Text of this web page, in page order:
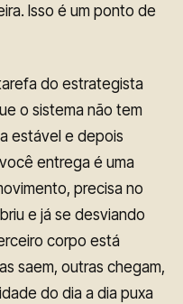
Isso é um ponto de
do estrategista
o sistema não tem
estável e depois
entrega é uma
precisa no
e já se desviando
corpo está
saem, outras chegam,
do dia a dia puxa